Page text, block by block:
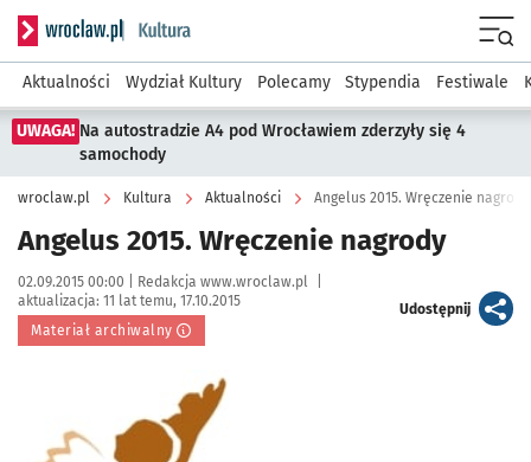
Serwis informacyjny wroclaw.pl podserwis: Kultura
Aktualności Wydział Kultury Polecamy Stypendia Festiwale
UWAGA! Na autostradzie A4 pod Wrocławiem zderzyły się 4
samochody
wroclaw.pl Kultura Aktualności Angelus 2015. Wręczenie nagrody
Angelus 2015. Wręczenie nagrody
Data publikacji:
02.09.2015 00:00 | Autor:
Redakcja www.wroclaw.pl
aktualizacja: 11 lat temu, 17.10.2015
Materiał archiwalny
Udostępnijartykuł